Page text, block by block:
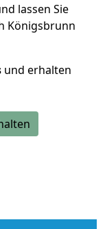
lassen Sie
Königsbrunn
und erhalten